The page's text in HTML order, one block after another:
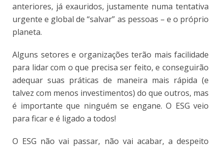
anteriores, já exauridos, justamente numa tentativa
urgente e global de “salvar” as pessoas – e o próprio
planeta.
Alguns setores e organizações terão mais facilidade
para lidar com o que precisa ser feito, e conseguirão
adequar suas práticas de maneira mais rápida (e
talvez com menos investimentos) do que outros, mas
é importante que ninguém se engane. O ESG veio
para ficar e é ligado a todos!
O ESG não vai passar, não vai acabar, a despeito